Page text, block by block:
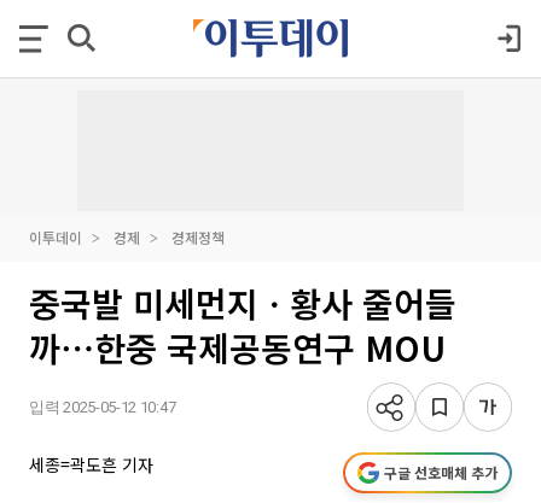
이투데이 경제 경제정책
중국발 미세먼지ㆍ황사 줄어들
까⋯한중 국제공동연구 MOU
입력 2025-05-12 10:47
세종=곽도흔 기자 구글 선호매체 추가